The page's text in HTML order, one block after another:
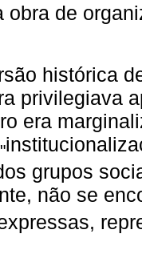
obra de
histórica
privilegiava
era
"
grupos
não se